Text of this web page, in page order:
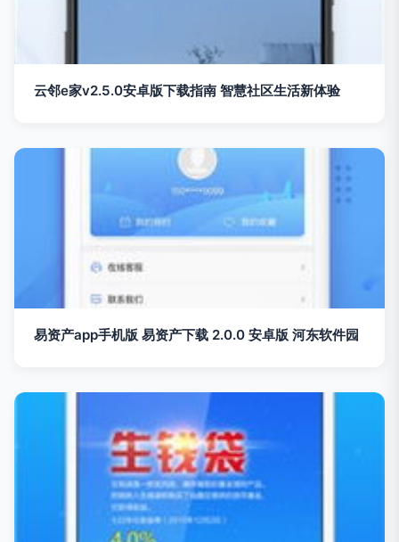
云邻e家v2.5.0安卓版下载指南 智慧社区生活新体验
易资产app手机版 易资产下载 2.0.0 安卓版 河东软件园